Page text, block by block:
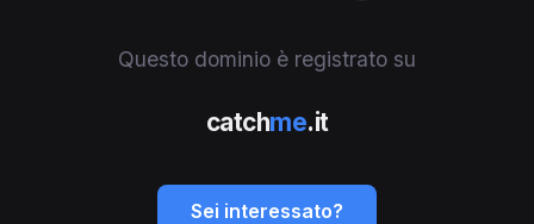
Questo dominio è registrato su
catchme.it
Sei interessato?